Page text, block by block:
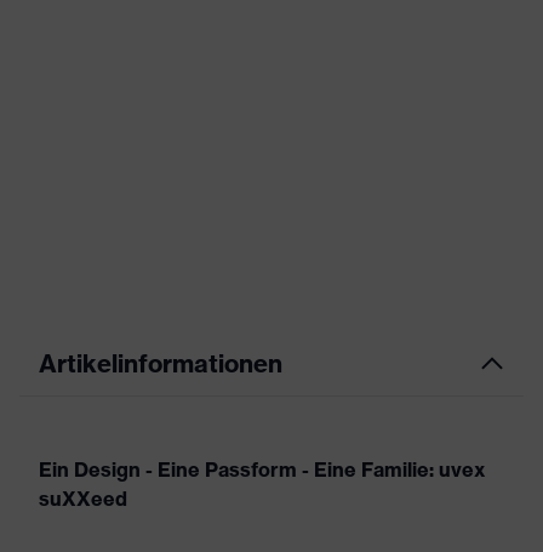
Artikelinformationen
Ein Design - Eine Passform - Eine Familie: uvex
suXXeed